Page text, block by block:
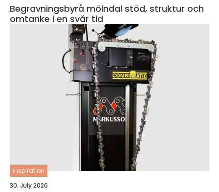
Begravningsbyrå mölndal stöd, struktur och
omtanke i en svår tid
inspiration
30. July 2026